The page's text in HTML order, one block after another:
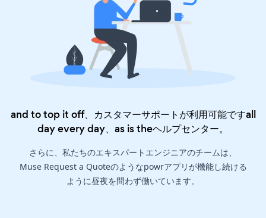
and to top it off、カスタマーサポートが利用可能ですall
day every day、as is theヘルプセンター。
さらに、私たちのエキスパートエンジニアのチームは、
Muse Request a Quoteのようなpowrアプリが機能し続ける
ように昼夜を問わず働いています。